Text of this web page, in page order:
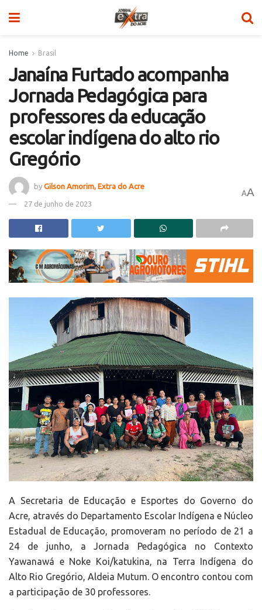
Home Brasil
Janaína Furtado acompanha
Jornada Pedagógica para
professores da educação
escolar indígena do alto rio
Gregório
by Gilson Amorim, Extra do Acre
27 de junho de 2023
AA
A Secretaria de Educação e Esportes do Governo do
Acre, através do Departamento Escolar Indígena e Núcleo
Estadual de Educação, promoveram no período de 21 a
24 de junho, a Jornada Pedagógica no Contexto
Yawanawá e Noke Koi/katukina, na Terra Indígena do
Alto Rio Gregório, Aldeia Mutum. O encontro contou com
a participação de 30 professores.